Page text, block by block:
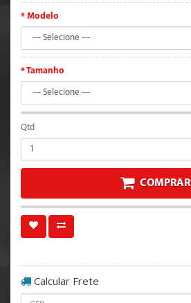
Modelo
Tamanho
Qtd
COMPRAR
Calcular Frete